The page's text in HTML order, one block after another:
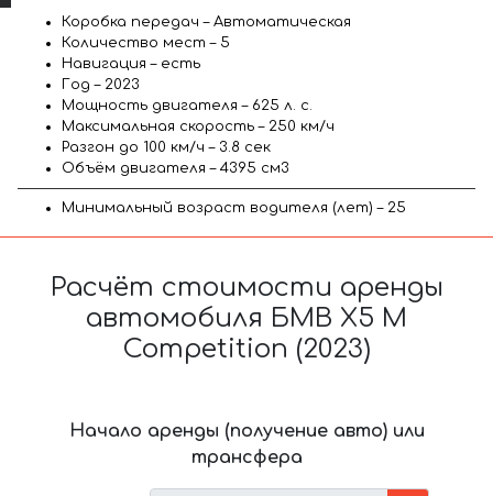
Коробка передач – Автоматическая
Количество мест – 5
Навигация – есть
Год – 2023
Мощность двигателя – 625 л. с.
Максимальная скорость – 250 км/ч
Разгон до 100 км/ч – 3.8 сек
Объём двигателя – 4395 см3
Минимальный возраст водителя (лет) – 25
Расчёт стоимости аренды
автомобиля БМВ X5 M
Competition (2023)
Начало аренды (получение авто) или
трансфера